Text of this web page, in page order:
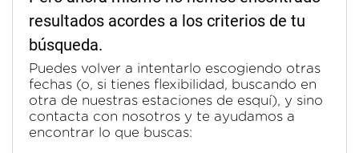
resultados acordes a los criterios de tu
búsqueda.
Puedes volver a intentarlo escogiendo otras
fechas (o, si tienes flexibilidad, buscando en
otra de nuestras estaciones de esquí), y sino
contacta con nosotros y te ayudamos a
encontrar lo que buscas: